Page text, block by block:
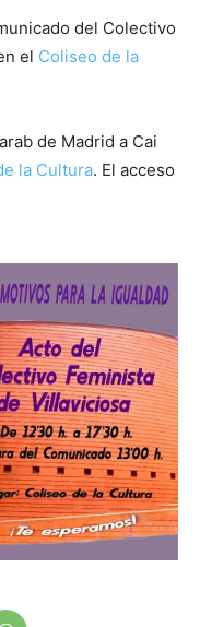
del Colectivo
el Coliseo de la
de Madrid a Cai
la Cultura. El acceso